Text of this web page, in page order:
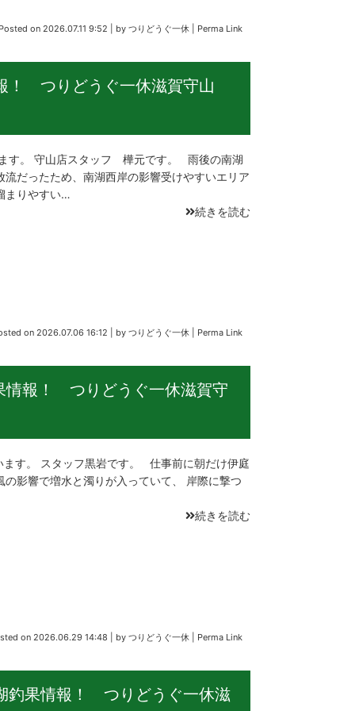
on 2026.07.11 9:52 by つりどうぐ一休 Perma Link
！ つりどうぐ一休滋賀守山
す。 守山店スタッフ 樺元です。 雨後の南湖
だったため、南湖西岸の影響受けやすいエリア
まりやすい…
続きを読む
on 2026.07.06 16:12 by つりどうぐ一休 Perma Link
報！ つりどうぐ一休滋賀守
す。 スタッフ黒岩です。 仕事前に朝だけ伊庭
影響で増水と濁りが入っていて、 岸際に撃つ
続きを読む
on 2026.06.29 14:48 by つりどうぐ一休 Perma Link
果情報！ つりどうぐ一休滋